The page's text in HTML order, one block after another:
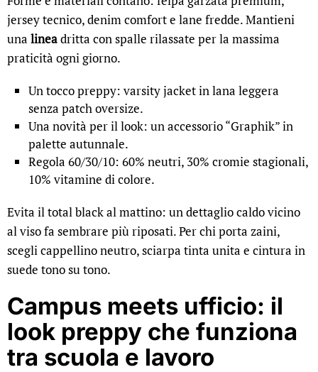
jersey tecnico, denim comfort e lane fredde. Mantieni
una lineadritta con spalle rilassate per la massima
praticità ogni giorno.
Un tocco preppy: varsity jacket in lana leggera
senza patch oversize.
Una novità per il look: un accessorio “Graphik” in
palette autunnale.
Regola 60/30/10: 60% neutri, 30% cromie stagionali,
10% vitamine di colore.
Evita il total black al mattino: un dettaglio caldo vicino
al viso fa sembrare più riposati. Per chi porta zaini,
scegli cappellino neutro, sciarpa tinta unita e cintura in
suede tono su tono.
Campus meets ufficio: il
look preppy che funziona
tra scuola e lavoro